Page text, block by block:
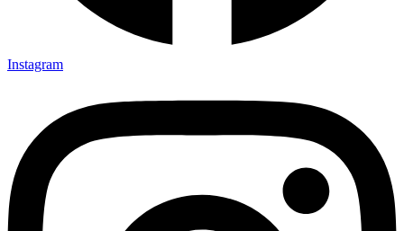
Instagram